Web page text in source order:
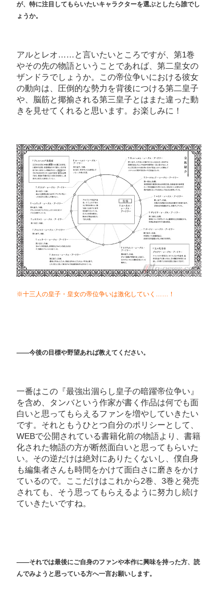
が、特に注目してもらいたいキャラクターを選ぶとしたら誰でし
ょうか。
アルとレオ……と言いたいところですが、第1巻
やその先の物語ということであれば、第二皇女の
ザンドラでしょうか。この帝位争いにおける彼女
の動向は、圧倒的な勢力を背後につける第二皇子
や、脳筋と揶揄される第三皇子とはまた違った動
きを見せてくれると思います。お楽しみに！
※十三人の皇子・皇女の帝位争いは激化していく……！
――今後の目標や野望あれば教えてください。
一番はこの『最強出涸らし皇子の暗躍帝位争い』
を含め、タンバという作家が書く作品は何でも面
白いと思ってもらえるファンを増やしていきたい
です。それともうひとつ自分のポリシーとして、
WEBで公開されている書籍化前の物語より、書籍
化された物語の方が断然面白いと思ってもらいた
い。その逆だけは絶対にありたくないし、僕自身
も編集者さんも時間をかけて面白さに磨きをかけ
ているので。ここだけはこれから2巻、3巻と発売
されても、そう思ってもらえるように努力し続け
ていきたいですね。
――それでは最後にご自身のファンや本作に興味を持った方、読
んでみようと思っている方へ一言お願いします。